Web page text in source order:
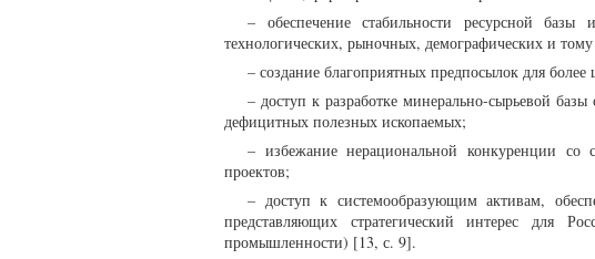
– обеспечение стабильности ресурсной базы
технологических, рыночных, демографических и
– создание благоприятных предпосылок для
– доступ к разработке минерально-сырьевой
дефицитных полезных ископаемых;
– избежание нерациональной конкуренции
проектов;
– доступ к системообразующим активам,
представляющих стратегический интерес для
промышленности) [13, с. 9].